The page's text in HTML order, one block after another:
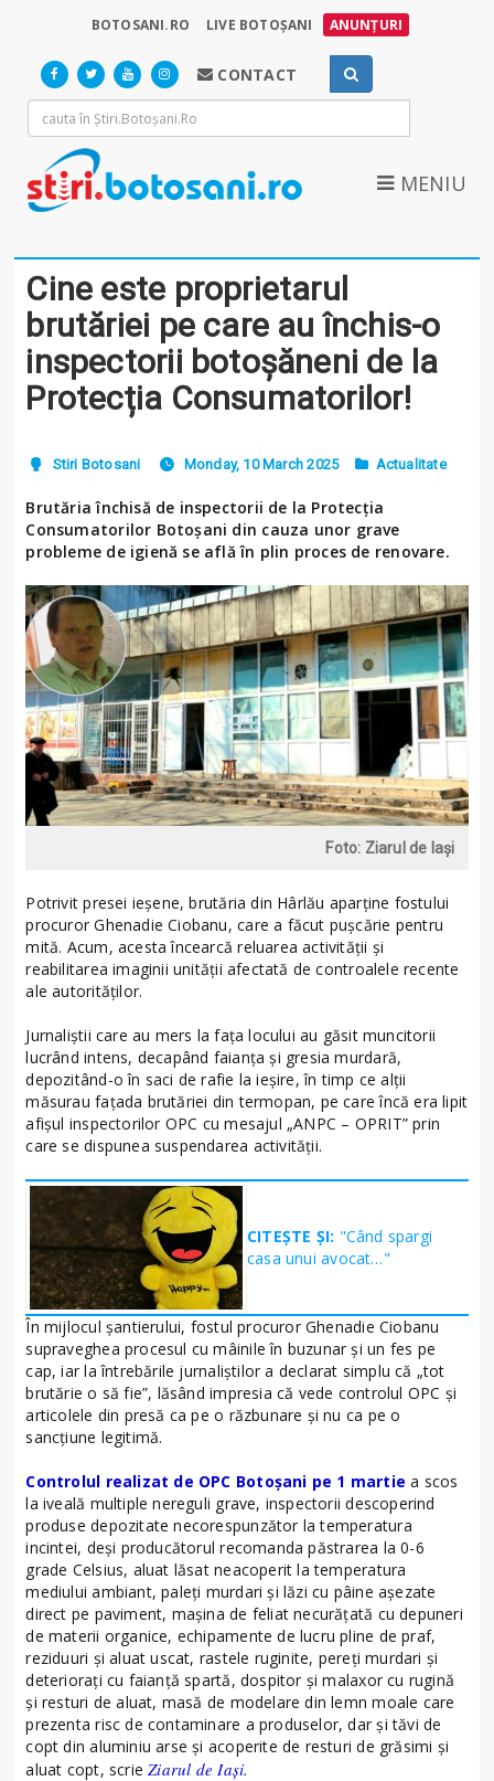
BOTOSANI.RO LIVE BOTOȘANI ANUNȚURI
CONTACT
MENIU
Cine este proprietarul
brutăriei pe care au închis-o
inspectorii botoșăneni de la
Protecția Consumatorilor!
Stiri Botosani Monday, 10 March 2025 Actualitate
Brutăria închisă de inspectorii de la Protecția
Consumatorilor Botoșani din cauza unor grave
probleme de igienă se află în plin proces de renovare.
Foto: Ziarul de Iași
Potrivit presei ieșene, brutăria din Hârlău aparține fostului
procuror Ghenadie Ciobanu, care a făcut pușcărie pentru
mită. Acum, acesta încearcă reluarea activității și
reabilitarea imaginii unității afectată de controalele recente
ale autorităților.
Jurnaliștii care au mers la fața locului au găsit muncitorii
lucrând intens, decapând faianța și gresia murdară,
depozitând-o în saci de rafie la ieșire, în timp ce alții
măsurau fațada brutăriei din termopan, pe care încă era lipit
afișul inspectorilor OPC cu mesajul „ANPC – OPRIT” prin
care se dispunea suspendarea activității.
CITEȘTE ȘI: "Când spargi
casa unui avocat…"
În mijlocul șantierului, fostul procuror Ghenadie Ciobanu
supraveghea procesul cu mâinile în buzunar și un fes pe
cap, iar la întrebările jurnaliștilor a declarat simplu că „tot
brutărie o să fie”, lăsând impresia că vede controlul OPC și
articolele din presă ca pe o răzbunare și nu ca pe o
sancțiune legitimă.
Controlul realizat de OPC Botoșani pe 1 martie a scos
la iveală multiple nereguli grave, inspectorii descoperind
produse depozitate necorespunzător la temperatura
incintei, deși producătorul recomanda păstrarea la 0-6
grade Celsius, aluat lăsat neacoperit la temperatura
mediului ambiant, paleți murdari și lăzi cu pâine așezate
direct pe paviment, mașina de feliat necurățată cu depuneri
de materii organice, echipamente de lucru pline de praf,
reziduuri și aluat uscat, rastele ruginite, pereți murdari și
deteriorați cu faianță spartă, dospitor și malaxor cu rugină
și resturi de aluat, masă de modelare din lemn moale care
prezenta risc de contaminare a produselor, dar și tăvi de
copt din aluminiu arse și acoperite de resturi de grăsimi și
aluat copt, scrieZiarul de Iași.